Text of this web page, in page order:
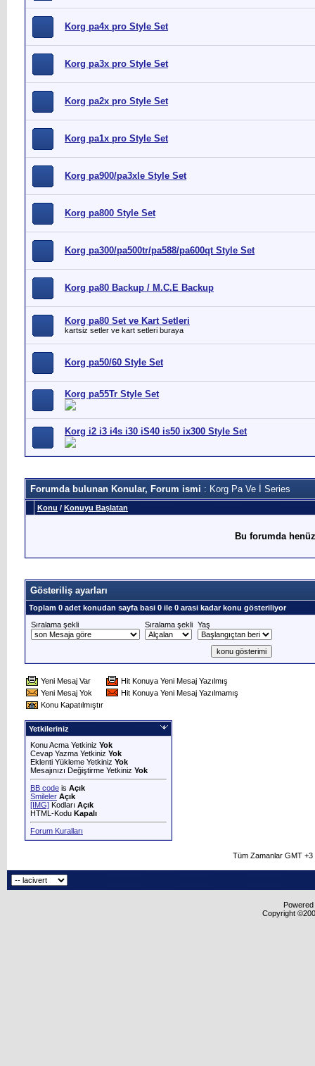
Korg pa4x pro Style Set
Korg pa3x pro Style Set
Korg pa2x pro Style Set
Korg pa1x pro Style Set
Korg pa900/pa3xle Style Set
Korg pa800 Style Set
Korg pa300/pa500tr/pa588/pa600qt Style Set
Korg pa80 Backup / M.C.E Backup
Korg pa80 Set ve Kart Setleri
kartsiz setler ve kart setleri buraya
Korg pa50/60 Style Set
Korg pa55Tr Style Set
Korg i2 i3 i4s i30 iS40 is50 ix300 Style Set
Forumda bulunan Konular, Forum ismi : Korg Pa Ve İ Series
Konu / Konuyu Başlatan
Bu forumda
Gösteriliş ayarları
Toplam 0 adet konudan sayfa basi 0 ile 0 arasi kadar konu gösteriliyor
Sıralama şekli
Sıralama şekli Yaş
Yeni Mesaj Var
Hit Konuya Yeni Mesaj Yazılmış
Yeni Mesaj Yok
Hit Konuya Yeni Mesaj Yazılmamış
Konu Kapatılmıştır
Yetkileriniz
Konu Acma Yetkiniz Yok
Cevap Yazma Yetkiniz Yok
Eklenti Yükleme Yetkiniz Yok
Mesajınızı Değiştirme Yetkiniz Yok
BB code is Açık
Smileler Açık
[IMG] Kodları Açık
HTML-Kodu Kapalı
Forum Kuralları
Tüm Zamanlar GMT
Copyright